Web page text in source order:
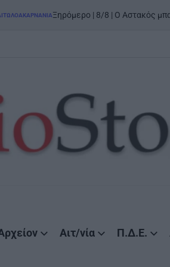
Ξηρόμερο | 8/8 | Ο Αστακός μπαίνει στον
Αιτ/νία Π.Δ.Ε.